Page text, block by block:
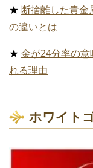
★ 断捨離した貴金
の違いとは
★ 金が24分率の意
れる理由
ホワイト